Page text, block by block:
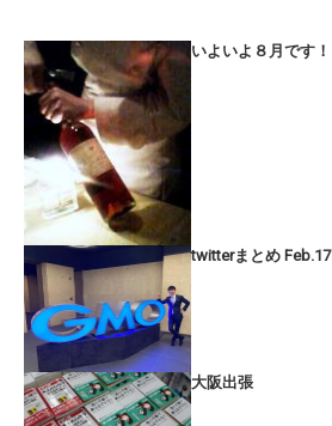
いよいよ８月です！
twitterまとめ Feb.17
大阪出張